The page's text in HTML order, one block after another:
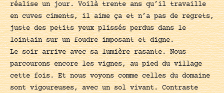
réalise un jour. Voilà trente ans qu’il travaille
en cuves ciments, il aime ça et n’a pas de regrets,
juste des petits yeux plissés perdus dans le
lointain sur un foudre imposant et digne.
Le soir arrive avec sa lumière rasante. Nous
parcourons encore les vignes, au pied du village
cette fois. Et nous voyons comme celles du domaine
sont vigoureuses, avec un sol vivant. Contraste